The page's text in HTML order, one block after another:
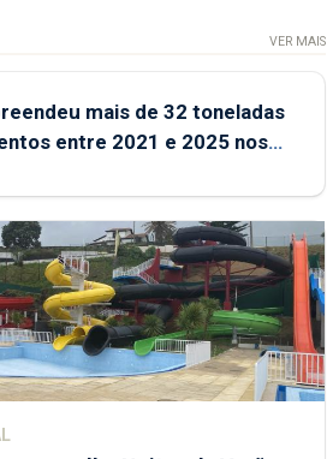
VER MAIS
mais de 32 toneladas
entre 2021 e 2025 nos